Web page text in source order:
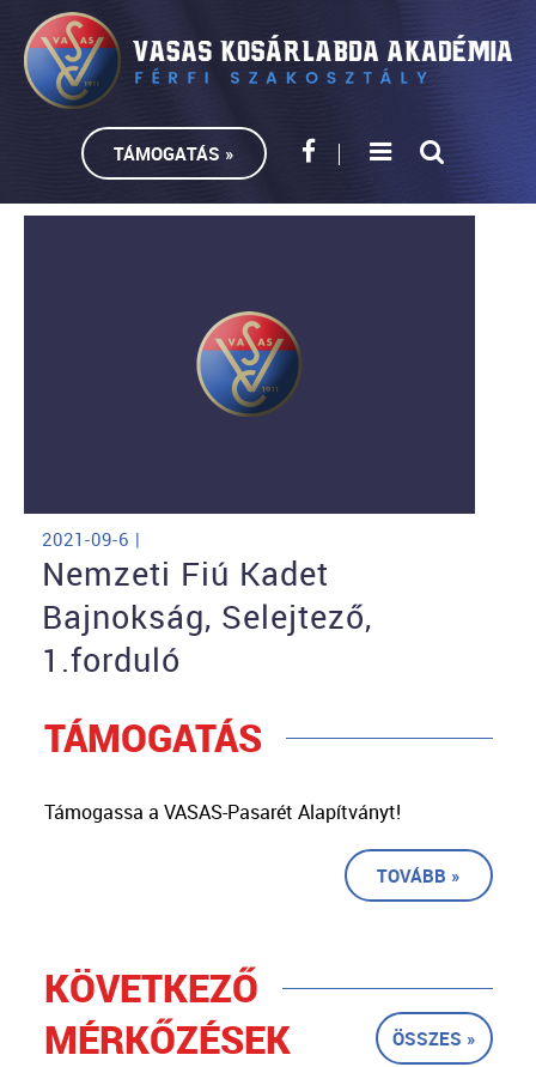
TÁMOGATÁS »
2021-09-6 |
Nemzeti Fiú Kadet
Bajnokság, Selejtező,
1.forduló
TÁMOGATÁS
Támogassa a VASAS-Pasarét Alapítványt!
TOVÁBB »
KÖVETKEZŐ
MÉRKŐZÉSEK
ÖSSZES »